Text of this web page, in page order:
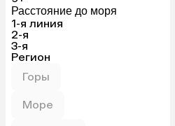
Расстояние до моря
1-я линия
2-я
3-я
Регион
Горы
Море